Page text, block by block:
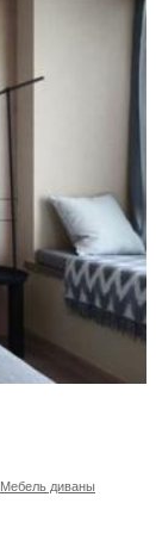
Мебель диваны